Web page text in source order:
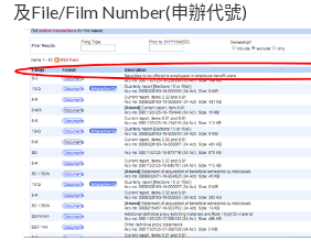
及File/Film Number(申辦代號)